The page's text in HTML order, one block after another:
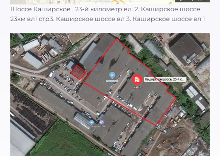
Шоссе Каширское , 23-й километр вл. 2. Каширское шоссе
23км вл1 стр3. Каширское шоссе вл 3. Каширское шоссе вл 1